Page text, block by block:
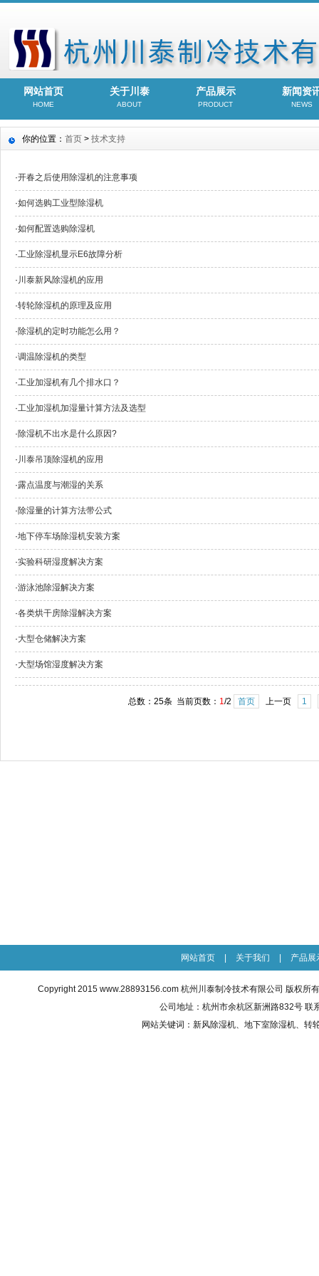
网站首页
HOME
关于川泰
ABOUT
产品展示
PRODUCT
新闻资
NEWS
你的位置： 首页 > 技术支持
·开春之后使用除湿机的注意事项
·如何选购工业型除湿机
·如何配置选购除湿机
·工业除湿机显示E6故障分析
· 川泰新风除湿机的应用
·转轮除湿机的原理及应用
·除湿机的定时功能怎么用？
·调温除湿机的类型
·工业加湿机有几个排水口？
·工业加湿机加湿量计算方法及选型
·除湿机不出水是什么原因?
· 川泰吊顶除湿机的应用
·露点温度与潮湿的关系
·除湿量的计算方法带公式
·地下停车场除湿机安装方案
·实验科研湿度解决方案
·游泳池除湿解决方案
·各类烘干房除湿解决方案
·大型仓储解决方案
·大型场馆湿度解决方案
总数：25条 当前页数： 1/2 首页 上一页 1
网站首页 关于我们 产品展
Copyright 2015 www.28893156.com 杭州川泰制冷技术有限公司 版权所
公司地址：杭州市余杭区新洲路832号
网站关键词： 新风除湿机、地下室除湿机、转